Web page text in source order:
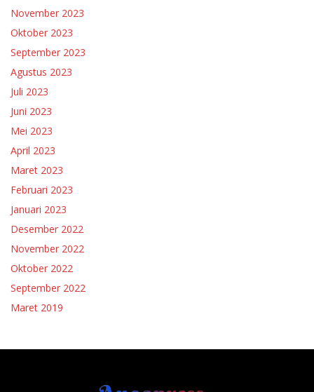
November 2023
Oktober 2023
September 2023
Agustus 2023
Juli 2023
Juni 2023
Mei 2023
April 2023
Maret 2023
Februari 2023
Januari 2023
Desember 2022
November 2022
Oktober 2022
September 2022
Maret 2019